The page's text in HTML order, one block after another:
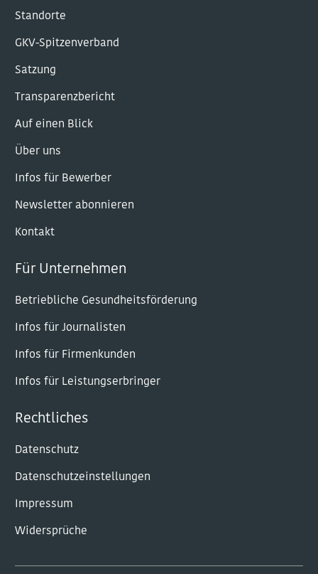
Standorte
GKV-Spitzenverband
Satzung
Transparenzbericht
Auf einen Blick
Über uns
Infos für Bewerber
Newsletter abonnieren
Kontakt
Für Unternehmen
Betriebliche Gesundheitsförderung
Infos für Journalisten
Infos für Firmenkunden
Infos für Leistungserbringer
Rechtliches
Datenschutz
Datenschutzeinstellungen
Impressum
Widersprüche